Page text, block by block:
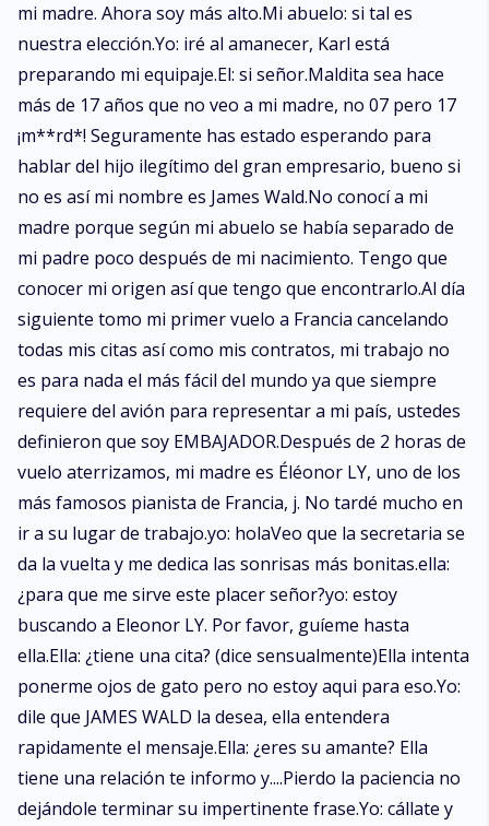
mi madre. Ahora soy más alto.Mi abuelo: si tal es
nuestra elección.Yo: iré al amanecer, Karl está
preparando mi equipaje.El: si señor.Maldita sea hace
más de 17 años que no veo a mi madre, no 07 pero 17
¡m**rd*! Seguramente has estado esperando para
hablar del hijo ilegítimo del gran empresario, bueno si
no es así mi nombre es James Wald.No conocí a mi
madre porque según mi abuelo se había separado de
mi padre poco después de mi nacimiento. Tengo que
conocer mi origen así que tengo que encontrarlo.Al día
siguiente tomo mi primer vuelo a Francia cancelando
todas mis citas así como mis contratos, mi trabajo no
es para nada el más fácil del mundo ya que siempre
requiere del avión para representar a mi país, ustedes
definieron que soy EMBAJADOR.Después de 2 horas de
vuelo aterrizamos, mi madre es Éléonor LY, uno de los
más famosos pianista de Francia, j. No tardé mucho en
ir a su lugar de trabajo.yo: holaVeo que la secretaria se
da la vuelta y me dedica las sonrisas más bonitas.ella:
¿para que me sirve este placer señor?yo: estoy
buscando a Eleonor LY. Por favor, guíeme hasta
ella.Ella: ¿tiene una cita? (dice sensualmente)Ella intenta
ponerme ojos de gato pero no estoy aqui para eso.Yo:
dile que JAMES WALD la desea, ella entendera
rapidamente el mensaje.Ella: ¿eres su amante? Ella
tiene una relación te informo y....Pierdo la paciencia no
dejándole terminar su impertinente frase.Yo: cállate y